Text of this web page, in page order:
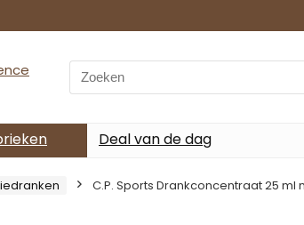
Search
for:
Deal van de dag
C.P. Sports Drankconcentraat 25